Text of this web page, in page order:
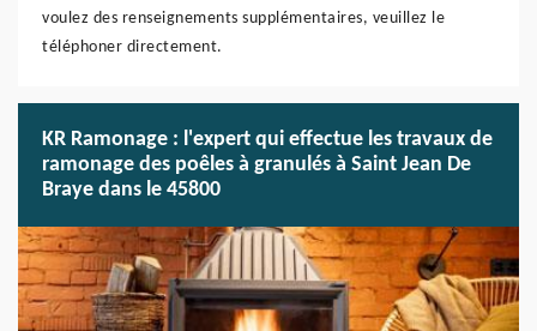
voulez des renseignements supplémentaires, veuillez le
téléphoner directement.
KR Ramonage : l'expert qui effectue les travaux de
ramonage des poêles à granulés à Saint Jean De
Braye dans le 45800